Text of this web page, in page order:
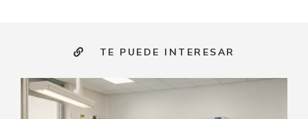
TE PUEDE INTERESAR